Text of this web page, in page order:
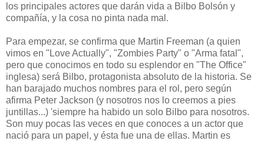
los principales actores que darán vida a Bilbo Bolsón y
compañía, y la cosa no pinta nada mal.
Para empezar, se confirma que Martin Freeman (a quien
vimos en "Love Actually", "Zombies Party" o "Arma fatal",
pero que conocimos en todo su esplendor en "The Office"
inglesa) será Bilbo, protagonista absoluto de la historia. Se
han barajado muchos nombres para el rol, pero según
afirma Peter Jackson (y nosotros nos lo creemos a pies
juntillas...) 'siempre ha habido un solo Bilbo para nosotros.
Son muy pocas las veces en que conoces a un actor que
nació para un papel, y ésta fue una de ellas. Martin es